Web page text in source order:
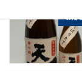
お知